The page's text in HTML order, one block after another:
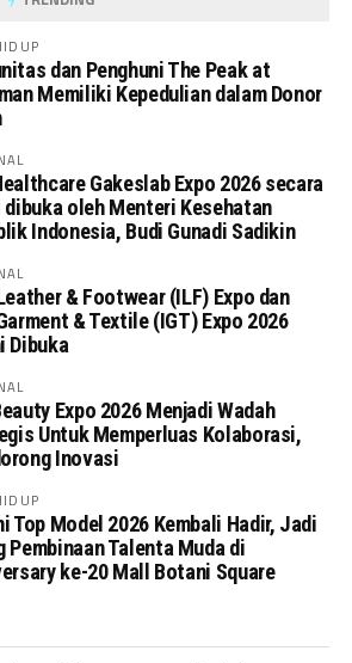
dan Penghuni The Peak at
Memiliki Kepedulian dalam Donor
Gakeslab Expo 2026 secara
dibuka oleh Menteri Kesehatan
Indonesia, Budi Gunadi Sadikin
& Footwear (ILF) Expo dan
& Textile (IGT) Expo 2026
Dibuka
Expo 2026 Menjadi Wadah
Untuk Memperluas Kolaborasi,
Inovasi
Top Model 2026 Kembali Hadir, Jadi
Pembinaan Talenta Muda di
ke-20 Mall Botani Square